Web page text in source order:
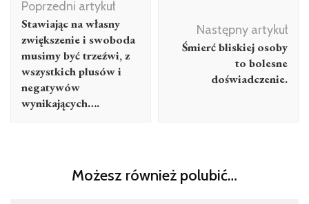
Poprzedni artykuł
Stawiając na własny
zwiększenie i swoboda
musimy być trzeźwi, z
wszystkich plusów i
negatywów
wynikających….
Następny artykuł
Śmierć bliskiej osoby
to bolesne
doświadczenie.
Możesz również polubić…